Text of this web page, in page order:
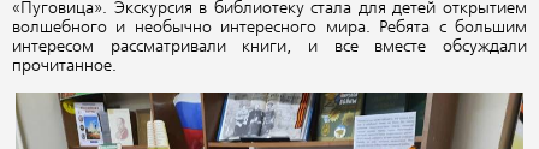
«Пуговица». Экскурсия в библиотеку стала для детей открытием
волшебного и необычно интересного мира. Ребята с большим
интересом рассматривали книги, и все вместе обсуждали
прочитанное.